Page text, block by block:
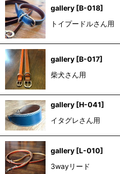
gallery [B-018]
トイプードルさん用
gallery [B-017]
柴犬さん用
gallery [H-041]
イタグレさん用
gallery [L-010]
3wayリード